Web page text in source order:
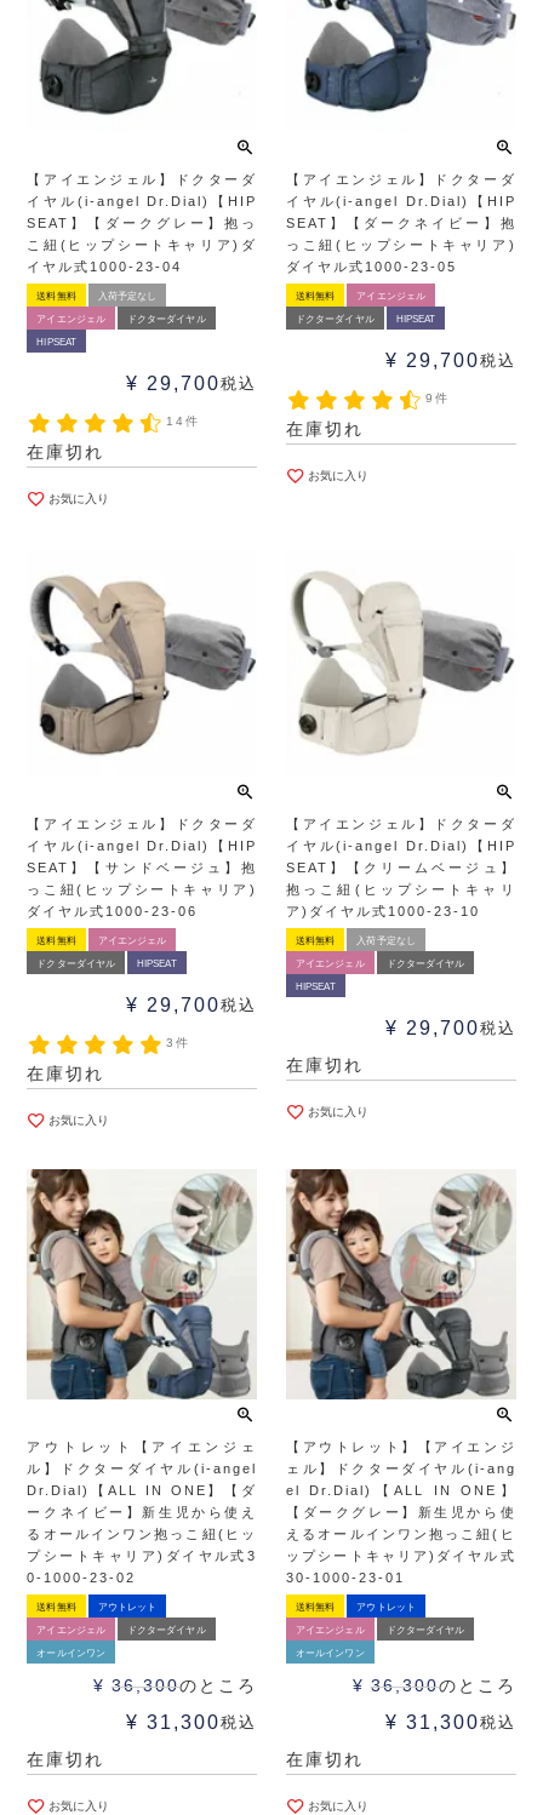
【アイエンジェル】ドクターダ
イヤル(i-angel Dr.Dial)【HIP
SEAT】【ダークグレー】抱っ
こ紐(ヒップシートキャリア)ダ
イヤル式1000-23-04
送料無料 入荷予定なし
アイエンジェル ドクターダイヤル
HIPSEAT
¥ 29,700税込
14件
在庫切れ
お気に入り
【アイエンジェル】ドクターダ
イヤル(i-angel Dr.Dial)【HIP
SEAT】【ダークネイビー】抱
っこ紐(ヒップシートキャリア)
ダイヤル式1000-23-05
送料無料 アイエンジェル
ドクターダイヤル HIPSEAT
¥ 29,700税込
9件
在庫切れ
お気に入り
【アイエンジェル】ドクターダ
イヤル(i-angel Dr.Dial)【HIP
SEAT】【サンドベージュ】抱
っこ紐(ヒップシートキャリア)
ダイヤル式1000-23-06
送料無料 アイエンジェル
ドクターダイヤル HIPSEAT
¥ 29,700税込
3件
在庫切れ
お気に入り
【アイエンジェル】ドクターダ
イヤル(i-angel Dr.Dial)【HIP
SEAT】【クリームベージュ】
抱っこ紐(ヒップシートキャリ
ア)ダイヤル式1000-23-10
送料無料 入荷予定なし
アイエンジェル ドクターダイヤル
HIPSEAT
¥ 29,700税込
在庫切れ
お気に入り
アウトレット【アイエンジェ
ル】ドクターダイヤル(i-angel
Dr.Dial)【ALL IN ONE】【ダ
ークネイビー】新生児から使え
るオールインワン抱っこ紐(ヒッ
プシートキャリア)ダイヤル式3
0-1000-23-02
送料無料 アウトレット
アイエンジェル ドクターダイヤル
オールインワン
¥ 36,300のところ
¥ 31,300税込
在庫切れ
お気に入り
【アウトレット】【アイエンジ
ェル】ドクターダイヤル(i-ang
el Dr.Dial)【ALL IN ONE】
【ダークグレー】新生児から使
えるオールインワン抱っこ紐(ヒ
ップシートキャリア)ダイヤル式
30-1000-23-01
送料無料 アウトレット
アイエンジェル ドクターダイヤル
オールインワン
¥ 36,300のところ
¥ 31,300税込
在庫切れ
お気に入り